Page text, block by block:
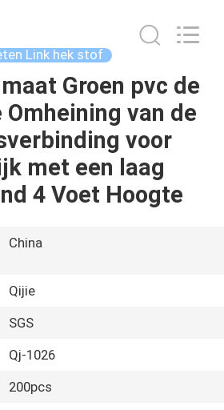
Link hek stof
Groen pvc de
Omheining van de
voor
met een laag
4 Voet Hoogte
China
Qijie
SGS
Qj-1026
200pcs